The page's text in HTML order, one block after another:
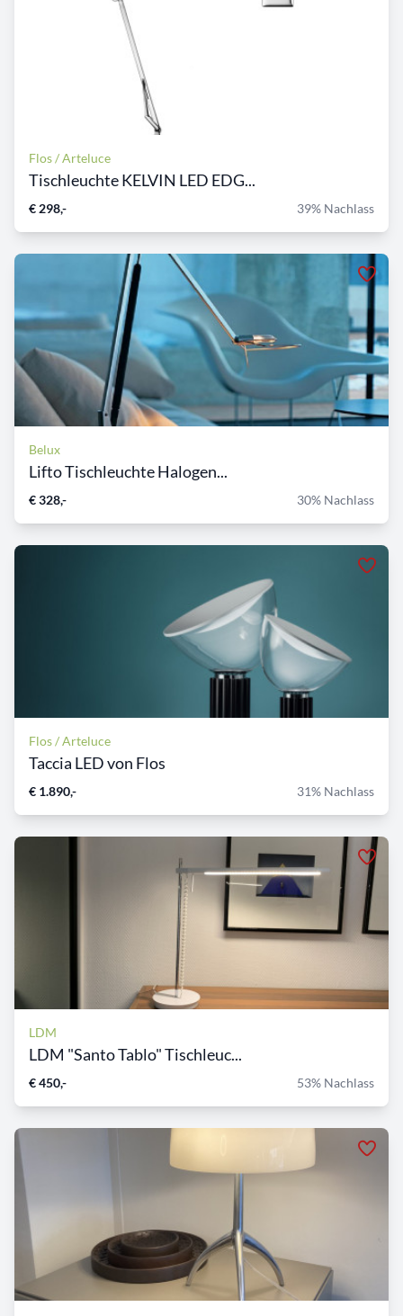
Flos / Arteluce
Tischleuchte KELVIN LED EDG...
€ 298,- 39% Nachlass
Belux
Lifto Tischleuchte Halogen...
€ 328,- 30% Nachlass
Flos / Arteluce
Taccia LED von Flos
€ 1.890,- 31% Nachlass
LDM
LDM "Santo Tablo" Tischleuc...
€ 450,- 53% Nachlass